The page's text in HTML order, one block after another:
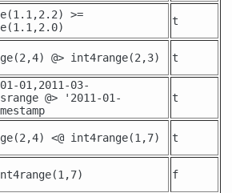
>=
t
@> int4range(2,3) t
01,2011-03-
@> '2011-01-
t
<@ int4range(1,7) t
f